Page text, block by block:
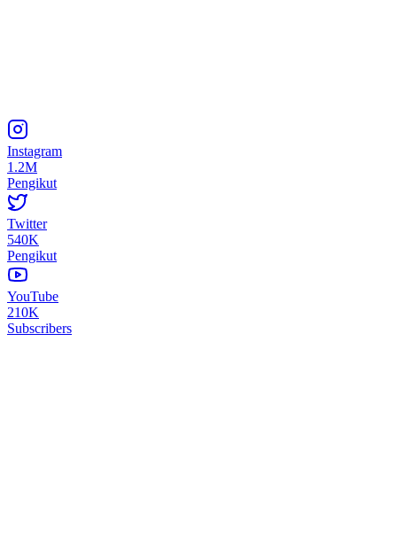
Instagram
1.2M
Pengikut
Twitter
540K
Pengikut
YouTube
210K
Subscribers